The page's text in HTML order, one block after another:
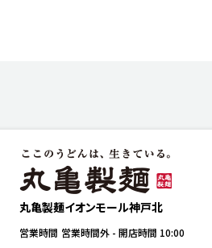
丸亀製麺イオンモール神戸北
営業時間 営業時間外 -開店時間 10:00